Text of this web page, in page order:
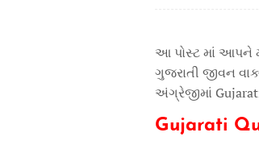
આ પોસ્ટ માં આપને
ગુજરાતી જીવન
અંગ્રેજીમાં
Gujarati